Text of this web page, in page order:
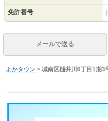
免許番号
メールで送る
よかタウン > 城南区樋井川6丁目1期3